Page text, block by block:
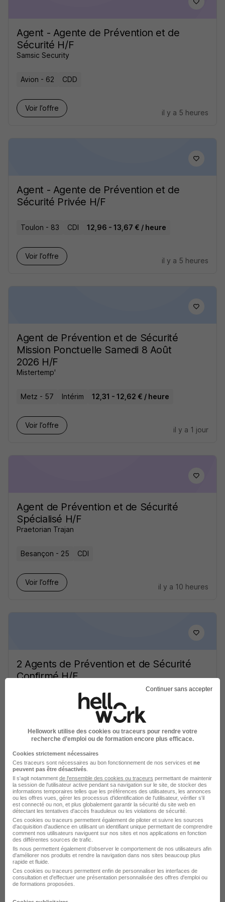
Agent - Agente de Prévention et de
Sécurité H/F
Samsic Security
Avion - 62 CDD
Voir l’offre
il y a 5 heures
Agent - Agente de Prévention et de
Sécurité Privée H/F
Toulon - 83 CDI 12,96 - 13,67 € / heure
Voir l’offre
il y a 5 heures
Agent de Prévention et de Sécurité
Mission Ponctuelle Samedi 8 Août
2026 H/F
Mistertemp'
Metz - 57 Intérim 12,31 - 12,62 € / heure
Voir l’offre
il y a 1 jour
Agent de Prévention et de Sécurité
Spécialisé H/F
Praetorian Trajan
Besançon - 25 CDI
Voir l’offre
il y a 10 heures
2 Agents de Prévention et de Sécurité
Confirmé H/F
CDI
Voir l’offre
il y a 10 heures
Agent de Prévention et Sécurité H/F
Sud est Protection
Boé - 47 CDI 1 965,78 - 1 965,79 € / mois
Voir l’offre
il y a 10 heures
Continuer sans accepter
Hellowork utilise des cookies ou traceurs pour rendre votre
recherche d’emploi ou de formation encore plus efficace.
Cookies strictement nécessaires
Ces traceurs sont nécessaires au bon fonctionnement de nos services et ne
peuvent pas être désactivés
Il s'agit notamment de l'ensemble des cookies ou traceurs permettant de maintenir
la session de l'utilisateur active pendant sa navigation sur le site, de stocker des
informations temporaires telles que les préférences des utilisateurs, les annonces
ou les offres vues, gérer les processus d'identification de l'utilisateur, vérifier s'il
est connecté ou non, et plus globalement garantir la sécurité du site web en
détectant les tentatives d'accès frauduleux ou les violations de sécurité.
Ces cookies ou traceurs permettent également de piloter et suivre les sources
d'acquisition d'audience en utilisant un identifiant unique permettant de comprendre
comment nos utilisateurs naviguent sur nos sites et nos applications en fonction
des différentes sources de trafic.
Ils nous permettent également d’observer le comportement de nos utilisateurs afin
d'améliorer nos produits et rendre la navigation dans nos sites beaucoup plus
rapide et fluide.
Ces cookies ou traceurs permettent enfin de personnaliser les interfaces de
consultation et d'effectuer une présentation personnalisée des offres d'emploi ou
de formations proposées.